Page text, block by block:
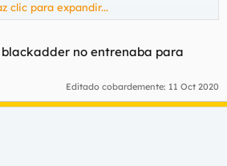
con perfiles fake en redes de
a un feo cachas, con un cuerpo
espectacular. Pasaban de él pero a
tres mensajes o hacerlo un día. No.
pero mucho, con ese perfil, porque
mucho a las tias, eso ya lo sabía,
casi nada.
clic para expandir...
blackadder no entrenaba para
Editado cobardemente: 11 Oct 2020